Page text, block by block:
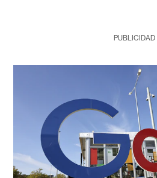
PUBLICIDAD